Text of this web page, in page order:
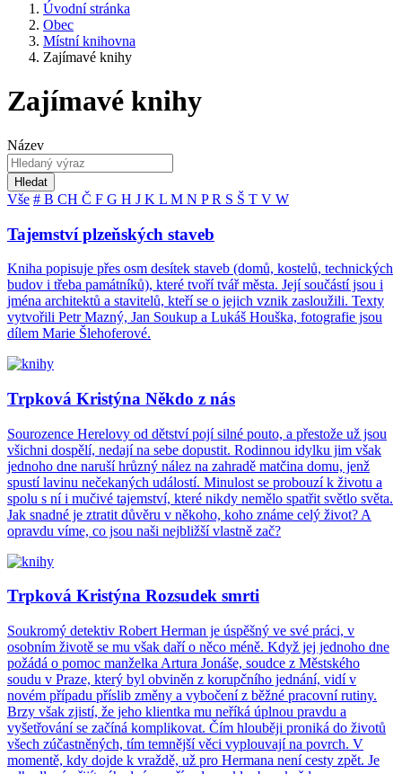
Úvodní stránka
Obec
Místní knihovna
Zajímavé knihy
Zajímavé knihy
Název
Hledat
Vše # B CH Č F G H J K L M N PR S Š T V W
Tajemství plzeňských staveb
Kniha popisuje přes osm desítek staveb (domů, kostelů, technických
budov i třeba památníků), které tvoří tvář města. Její součástí jsou i
jména architektů a stavitelů, kteří se o jejich vznik zasloužili. Texty
vytvořili Petr Mazný, Jan Soukup a Lukáš Houška, fotografie jsou
dílem Marie Šlehoferové.
Trpková Kristýna Někdo z nás
Sourozence Herelovy od dětství pojí silné pouto, a přestože už jsou
všichni dospělí, nedají na sebe dopustit. Rodinnou idylku jim však
jednoho dne naruší hrůzný nález na zahradě matčina domu, jenž
spustí lavinu nečekaných událostí. Minulost se probouzí k životu a
spolu s ní i mučivé tajemství, které nikdy nemělo spatřit světlo světa.
Jak snadné je ztratit důvěru v někoho, koho známe celý život? A
opravdu víme, co jsou naši nejbližší vlastně zač?
Trpková Kristýna Rozsudek smrti
Soukromý detektiv Robert Herman je úspěšný ve své práci, v
osobním životě se mu však daří o něco méně. Když jej jednoho dne
požádá o pomoc manželka Artura Jonáše, soudce z Městského
soudu v Praze, který byl obviněn z korupčního jednání, vidí v
novém případu příslib změny a vybočení z běžné pracovní rutiny.
Brzy však zjistí, že jeho klientka mu neříká úplnou pravdu a
vyšetřování se začíná komplikovat. Čím hlouběji proniká do životů
všech zúčastněných, tím temnější věci vyplouvají na povrch. V
momentě, kdy dojde k vraždě, už pro Hermana není cesty zpět. Je